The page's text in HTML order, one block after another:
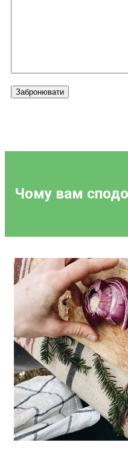
Забронювати
Чому вам